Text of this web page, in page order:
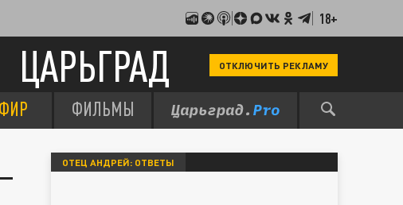
18+
ЦАРЬГРАД ОТКЛЮЧИТЬ РЕКЛАМУ
ФИЛЬМЫ
ОТЕЦ АНДРЕЙ: ОТВЕТЫ